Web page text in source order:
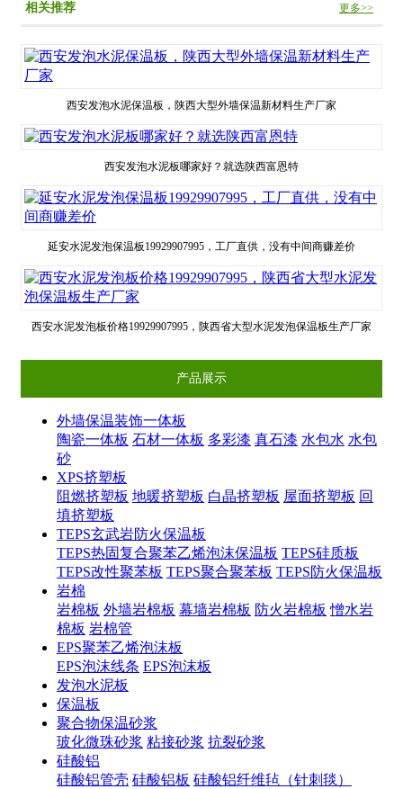
更多>>
相关推荐
西安发泡水泥保温板，陕西大型外墙保温新材料生产厂家
西安发泡水泥板哪家好？就选陕西富恩特
延安水泥发泡保温板19929907995，工厂直供，没有中间商赚差价
西安水泥发泡板价格19929907995，陕西省大型水泥发泡保温板生产厂家
产品展示
外墙保温装饰一体板
陶瓷一体板 石材一体板 多彩漆 真石漆 水包水 水包
砂
XPS挤塑板
阻燃挤塑板 地暖挤塑板 白晶挤塑板 屋面挤塑板 回
填挤塑板
TEPS玄武岩防火保温板
TEPS热固复合聚苯乙烯泡沫保温板 TEPS硅质板
TEPS改性聚苯板 TEPS聚合聚苯板 TEPS防火保温板
岩棉
岩棉板 外墙岩棉板 幕墙岩棉板 防火岩棉板 憎水岩
棉板 岩棉管
EPS聚苯乙烯泡沫板
EPS泡沫线条 EPS泡沫板
发泡水泥板
保温板
聚合物保温砂浆
玻化微珠砂浆 粘接砂浆 抗裂砂浆
硅酸铝
硅酸铝管壳 硅酸铝板 硅酸铝纤维毡（针刺毯）